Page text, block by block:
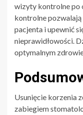
wizyty kontrolne po
kontrolne
pacjenta i upewnić
nieprawidłowości.
optymalnym
Usunięcie korzenia
zabiegiem